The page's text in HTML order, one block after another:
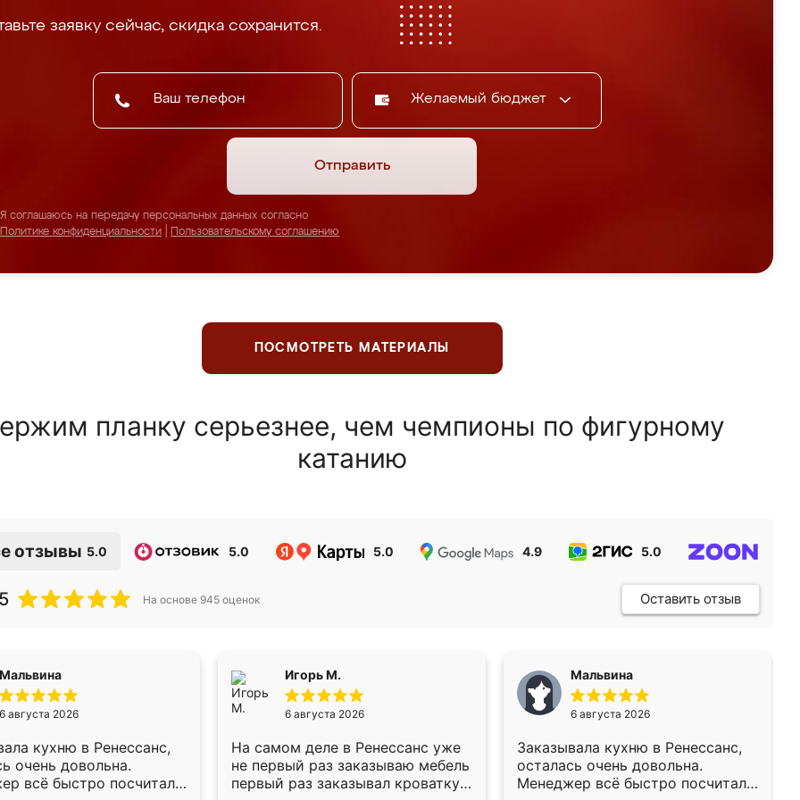
заявку сейчас, скидка сохранится.
Желаемый бюджет
Отправить
Я соглашаюсь на передачу персональных данных согласно
Политике конфиденциальности
Пользовательскому соглашению
ПОСМОТРЕТЬ МАТЕРИАЛЫ
планку серьезнее, чем чемпионы по фигурному
катанию
отзывы 5.0 5.0 5.0 4.9 5.0
На основе 945 оценок Оставить отзыв
Мальвина
6 августа 2026
кухню в Ренессанс,
очень довольна.
всё быстро посчитала,
Игорь М.
6 августа 2026
На самом деле в Ренессанс уже
не первый раз заказываю мебель
первый раз заказывал кроватку
Мальвина
6 августа 2026
Заказывала кухню в Ренессанс,
осталась очень довольна.
Менеджер всё быстро посчитала,